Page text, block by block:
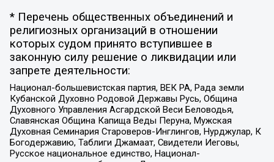
* Перечень общественных объединений и
религиозных организаций в отношении
которых судом принято вступившее в
законную силу решение о ликвидации или
запрете деятельности:
Национал-большевистская партия, ВЕК РА, Рада земли
Кубанской Духовно Родовой Державы Русь, Община
Духовного Управления Асгардской Веси Беловодья,
Славянская Община Капища Веды Перуна, Мужская
Духовная Семинария Староверов-Инглингов, Нурджулар, К
Богодержавию, Таблиги Джамаат, Свидетели Иеговы,
Русское национальное единство, Национал-